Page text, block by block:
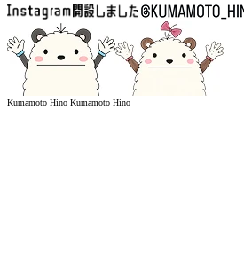
Kumamoto Hino Kumamoto Hino